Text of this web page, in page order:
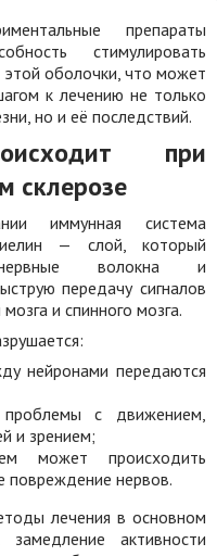
препараты
стимулировать
этой оболочки, что может
к лечению не только
но и её последствий.
при
склерозе
иммунная система
— слой, который
волокна и
передачу сигналов
и спинного мозга.
нейронами передаются
проблемы с движением,
и зрением;
может происходить
повреждение нервов.
лечения в основном
активности